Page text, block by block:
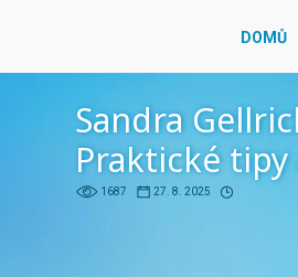
DOMŮ
Sandra
Praktické
1687 27. 8. 2025